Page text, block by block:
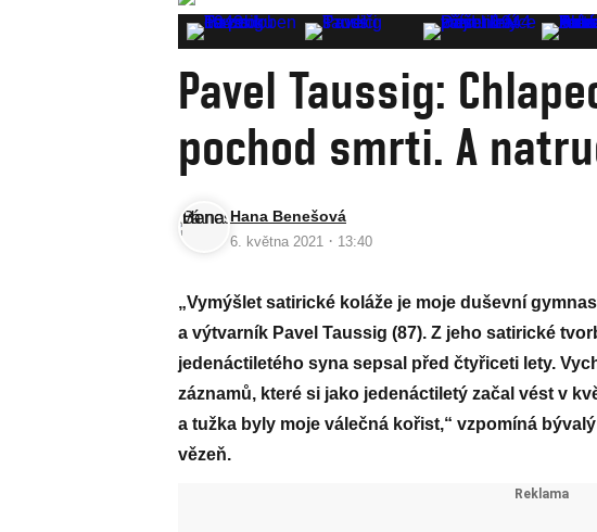
Pavel Taussig:
pochod smrti. A
Hana Benešová
6. května 2021 · 13:40
„Vymýšlet satirické koláže je moje duševní
a výtvarník Pavel Taussig (87). Z jeho satirické
jedenáctiletého syna sepsal před čtyřiceti lety.
záznamů, které si jako jedenáctiletý začal vést v
a tužka byly moje válečná kořist,“ vzpomíná
vězeň.